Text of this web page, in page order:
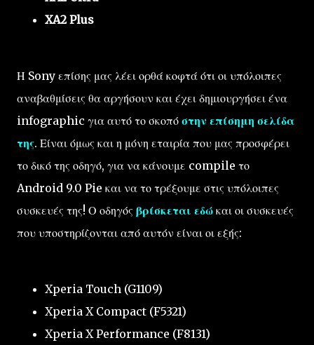
XA2 Plus
Η Sony επίσης μας λέει ορθά κοφτά ότι οι υπόλοιπες
αναβαθμίσεις θα αργήσουν και έχει δημιουργήσει ένα
infographic για αυτό το σκοπό στην επίσημη σελίδα
της. Είναι όμως και η μόνη εταιρία που μας προσφέρει
το δικό της οδηγό, για να κάνουμε compile το
Android 9.0 Pie και να το τρέξουμε στις υπόλοιπες
συσκευές της! Ο οδηγός βρίσκεται εδώ και οι συσκευές
που υποστηρίζονται από αυτόν είναι οι εξής:
Xperia Touch (G1109)
Xperia X Compact (F5321)
Xperia X Performance (F8131)